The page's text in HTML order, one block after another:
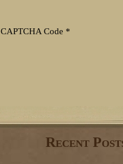
CAPTCHA Code *
Recent